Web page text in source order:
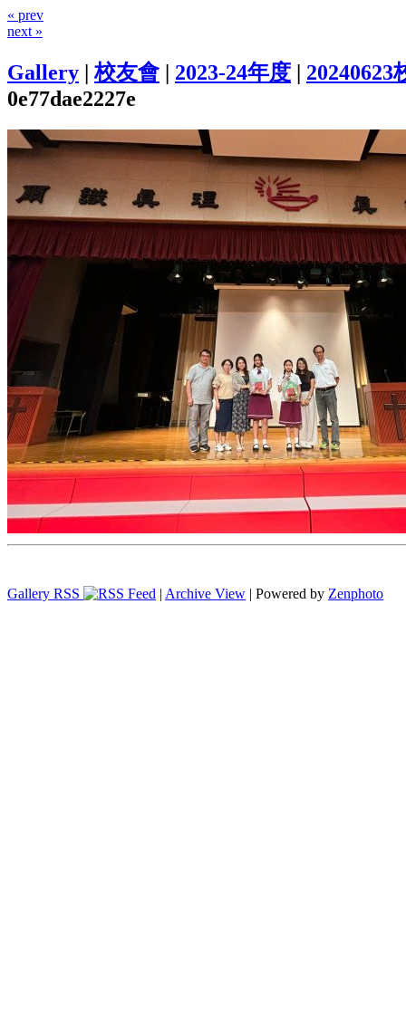
« prev
next »
Gallery |校友會| 2023-24年度 | 20240623
0e77dae2227e
Gallery RSS | Archive View | Powered by Zenphoto